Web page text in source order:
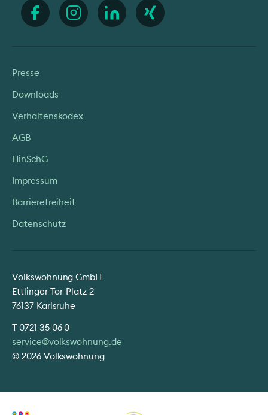
Volkswohnung GmbH
Ettlinger-Tor-Platz 2
76137 Karlsruhe
T 0721 35 06 0
service@volkswohnung.de
© 2026 Volkswohnung
Presse
Downloads
Verhaltenskodex
AGB
HinSchG
Impressum
Barrierefreiheit
Datenschutz